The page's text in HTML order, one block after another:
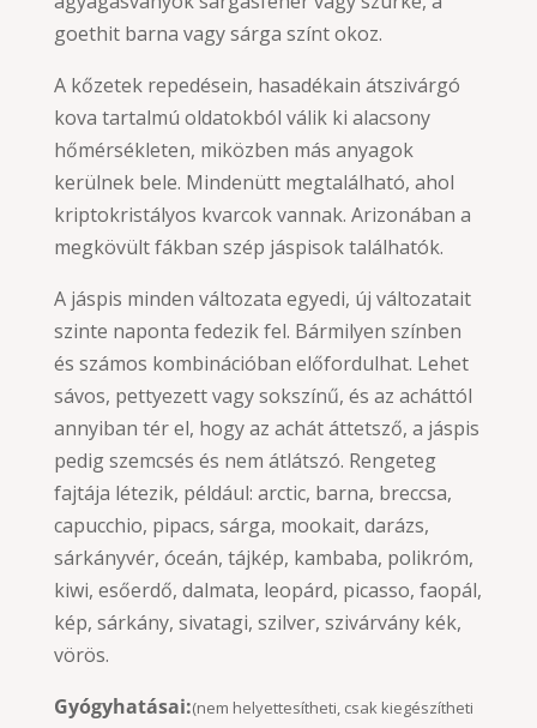
goethit barna vagy sárga színt okoz.
A kőzetek repedésein, hasadékain átszivárgó
kova tartalmú oldatokból válik ki alacsony
hőmérsékleten, miközben más anyagok
kerülnek bele. Mindenütt megtalálható, ahol
kriptokristályos kvarcok vannak. Arizonában a
megkövült fákban szép jáspisok találhatók.
A jáspis minden változata egyedi, új változatait
szinte naponta fedezik fel. Bármilyen színben
és számos kombinációban előfordulhat. Lehet
sávos, pettyezett vagy sokszínű, és az acháttól
annyiban tér el, hogy az achát áttetsző, a jáspis
pedig szemcsés és nem átlátszó. Rengeteg
fajtája létezik, például: arctic, barna, breccsa,
capucchio, pipacs, sárga, mookait, darázs,
sárkányvér, óceán, tájkép, kambaba, polikróm,
kiwi, esőerdő, dalmata, leopárd, picasso, faopál,
kép, sárkány, sivatagi, szilver, szivárvány kék,
vörös.
Gyógyhatásai:(nem helyettesítheti, csak kiegészítheti